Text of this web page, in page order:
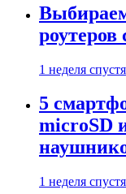
1 неделя спустя
5
microSD
1 неделя спустя